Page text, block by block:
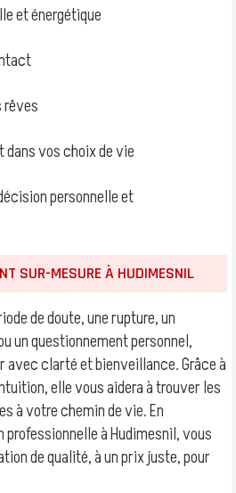
et énergétique
vos choix de vie
personnelle et
SUR-MESURE À HUDIMESNIL
de doute, une rupture, un
un questionnement personnel,
avec clarté et bienveillance. Grâce à
elle vous aidera à trouver les
à votre chemin de vie. En
à Hudimesnil, vous
de qualité, à un prix juste, pour